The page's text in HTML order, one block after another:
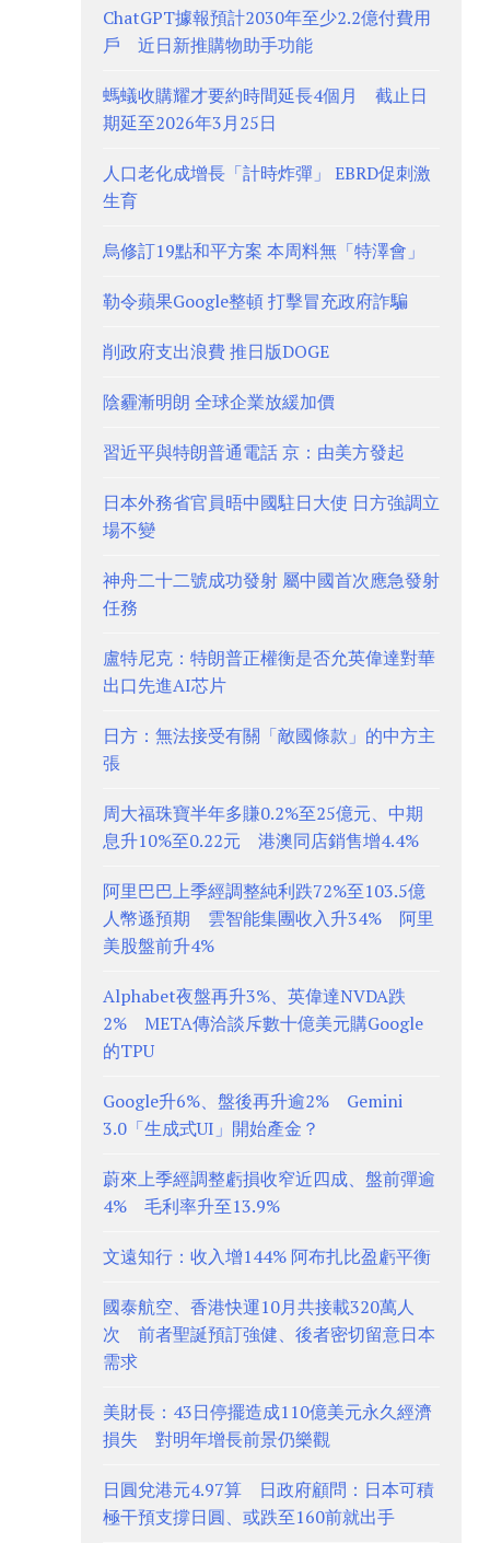
ChatGPT據報預計2030年至少2.2億付費用
戶 近日新推購物助手功能
螞蟻收購耀才要約時間延長4個月 截止日
期延至2026年3月25日
人口老化成增長「計時炸彈」 EBRD促刺激
生育
烏修訂19點和平方案 本周料無「特澤會」
勒令蘋果Google整頓 打擊冒充政府詐騙
削政府支出浪費 推日版DOGE
陰霾漸明朗 全球企業放緩加價
習近平與特朗普通電話 京：由美方發起
日本外務省官員晤中國駐日大使 日方強調立
場不變
神舟二十二號成功發射 屬中國首次應急發射
任務
盧特尼克：特朗普正權衡是否允英偉達對華
出口先進AI芯片
日方：無法接受有關「敵國條款」的中方主
張
周大福珠寶半年多賺0.2%至25億元、中期
息升10%至0.22元 港澳同店銷售增4.4%
阿里巴巴上季經調整純利跌72%至103.5億
人幣遜預期 雲智能集團收入升34% 阿里
美股盤前升4%
Alphabet夜盤再升3%、英偉達NVDA跌
2% META傳洽談斥數十億美元購Google
的TPU
Google升6%、盤後再升逾2% Gemini
3.0「生成式UI」開始產金？
蔚來上季經調整虧損收窄近四成、盤前彈逾
4% 毛利率升至13.9%
文遠知行：收入增144% 阿布扎比盈虧平衡
國泰航空、香港快運10月共接載320萬人
次 前者聖誕預訂強健、後者密切留意日本
需求
美財長：43日停擺造成110億美元永久經濟
損失 對明年增長前景仍樂觀
日圓兌港元4.97算 日政府顧問：日本可積
極干預支撐日圓、或跌至160前就出手